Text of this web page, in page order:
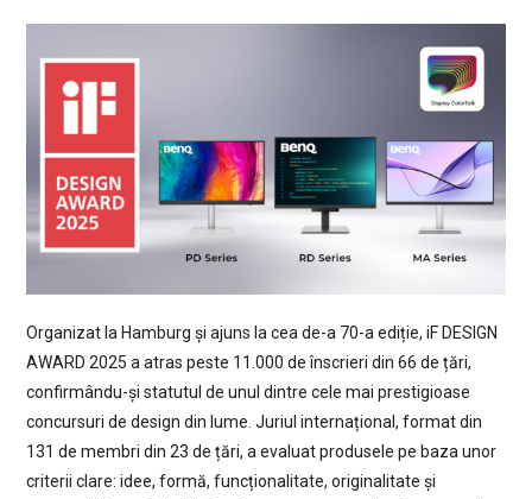
Organizat la Hamburg și ajuns la cea de-a 70-a ediție, iF DESIGN
AWARD 2025 a atras peste 11.000 de înscrieri din 66 de țări,
confirmându-și statutul de unul dintre cele mai prestigioase
concursuri de design din lume. Juriul internațional, format din
131 de membri din 23 de țări, a evaluat produsele pe baza unor
criterii clare: idee, formă, funcționalitate, originalitate și